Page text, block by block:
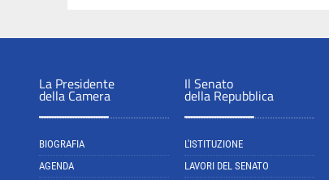
La Presidente
della Camera
BIOGRAFIA
AGENDA
Il Senato
della Repubblica
L'ISTITUZIONE
LAVORI DEL SENATO